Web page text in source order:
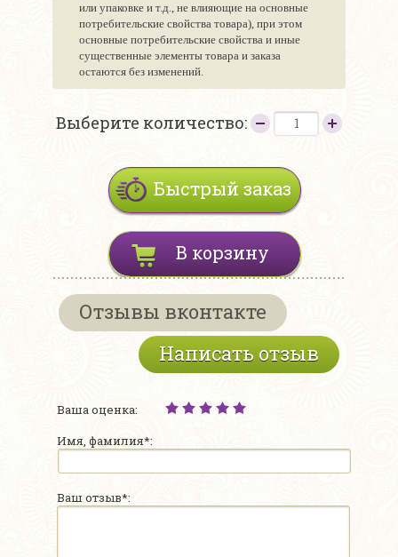
или упаковке и т.д., не влияющие на основные
потребительские свойства товара), при этом
основные потребительские свойства и иные
существенные элементы товара и заказа
остаются без изменений.
Выберите количество:
Быстрый заказ
В корзину
Отзывы вконтакте
Написать отзыв
Ваша оценка:
Имя, фамилия*:
Ваш отзыв*: